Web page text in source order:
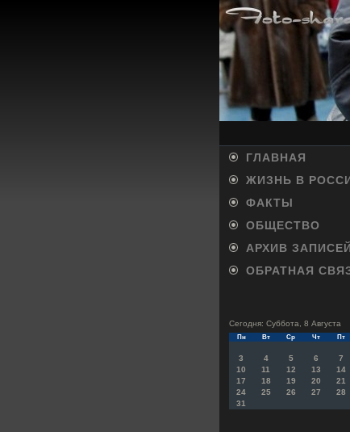
ГЛАВНАЯ
ЖИЗНЬ В
ФАКТЫ
ОБЩЕСТВО
АРХИВ ЗАПИСЕЙ
ОБРАТНАЯ
Сегодня: Суббота, 8 Августа
Пн Вт Ср Чт Пт
3
4 5 6 7
10
11 12 13 14
17
18 19 20 21
24
25 26 27 28
31